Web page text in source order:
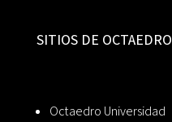
SITIOS DE OCTAEDRO
Octaedro Universidad